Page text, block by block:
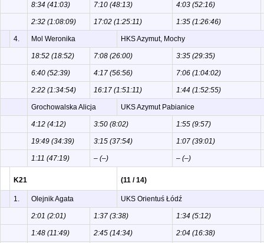
8:34 (41:03) 7:10 (48:13) 4:03 (52:16)
2:32 (1:08:09) 17:02 (1:25:11) 1:35 (1:26:46)
4. Mol Weronika HKS Azymut, Mochy
18:52 (18:52) 7:08 (26:00) 3:35 (29:35)
6:40 (52:39) 4:17 (56:56) 7:06 (1:04:02)
2:22 (1:34:54) 16:17 (1:51:11) 1:44 (1:52:55)
Grochowalska Alicja UKS Azymut Pabianice
4:12 (4:12) 3:50 (8:02) 1:55 (9:57)
19:49 (34:39) 3:15 (37:54) 1:07 (39:01)
1:11 (47:19) – (–) – (–)
K21 (11 / 14)
1. Olejnik Agata UKS Orientuś Łódź
2:01 (2:01) 1:37 (3:38) 1:34 (5:12)
1:48 (11:49) 2:45 (14:34) 2:04 (16:38)